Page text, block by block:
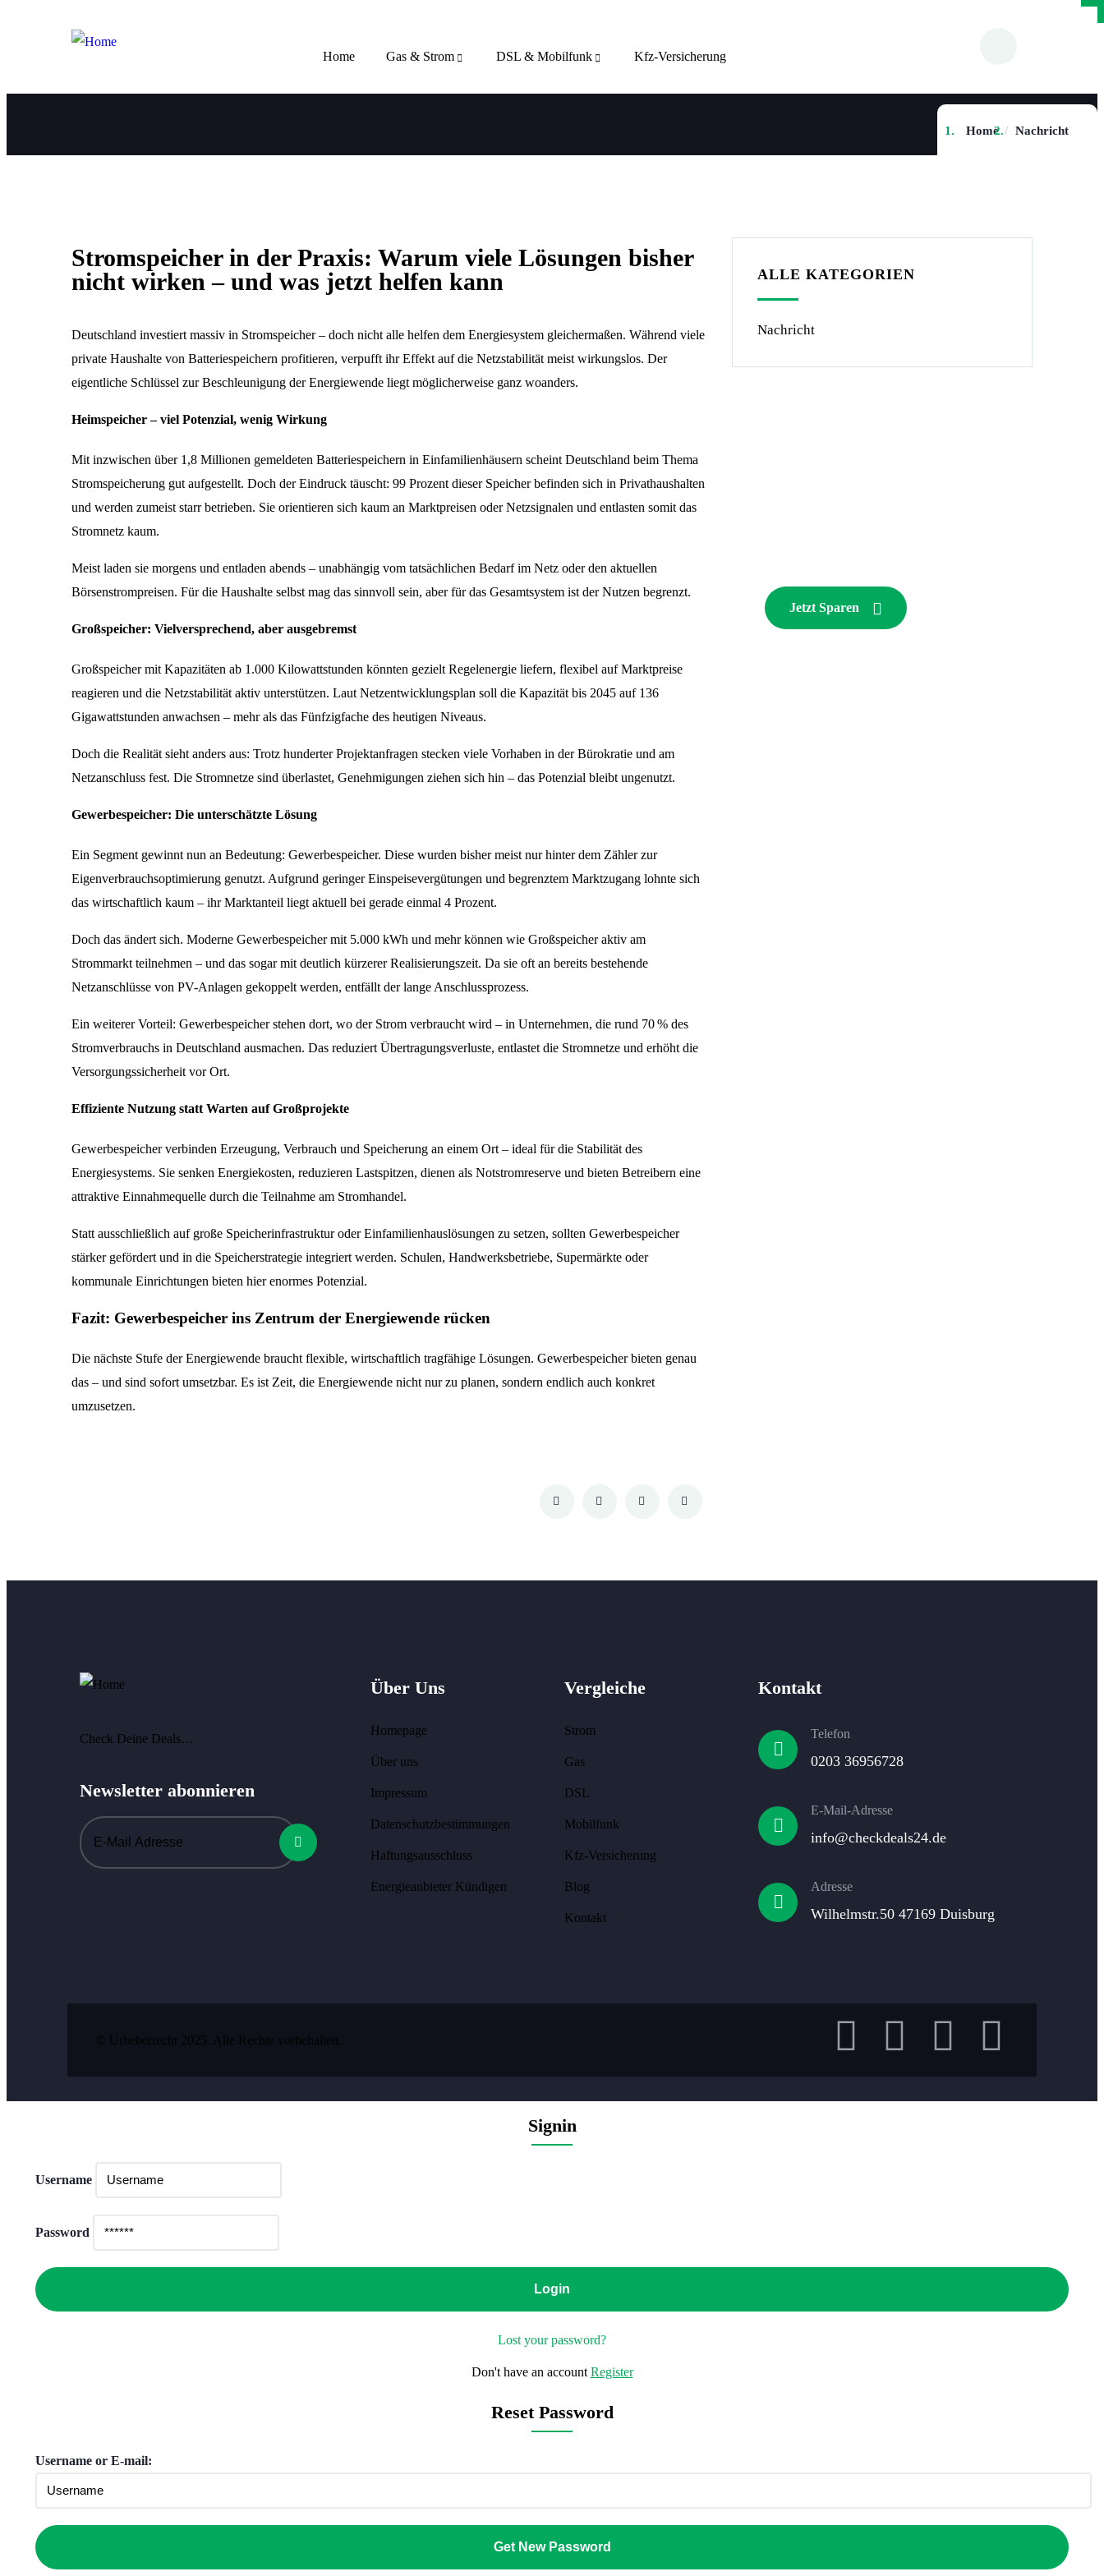
Home Gas & Strom DSL & Mobilfunk Kfz-Versicherung
Home Nachricht
Stromspeicher in der Praxis: Warum viele Lösungen bisher
nicht wirken – und was jetzt helfen kann
Deutschland investiert massiv in Stromspeicher – doch nicht alle helfen dem Energiesystem gleichermaßen. Während viele
private Haushalte von Batteriespeichern profitieren, verpufft ihr Effekt auf die Netzstabilität meist wirkungslos. Der
eigentliche Schlüssel zur Beschleunigung der Energiewende liegt möglicherweise ganz woanders.
Heimspeicher – viel Potenzial, wenig Wirkung
Mit inzwischen über 1,8 Millionen gemeldeten Batteriespeichern in Einfamilienhäusern scheint Deutschland beim Thema
Stromspeicherung gut aufgestellt. Doch der Eindruck täuscht: 99 Prozent dieser Speicher befinden sich in Privathaushalten
und werden zumeist starr betrieben. Sie orientieren sich kaum an Marktpreisen oder Netzsignalen und entlasten somit das
Stromnetz kaum.
Meist laden sie morgens und entladen abends – unabhängig vom tatsächlichen Bedarf im Netz oder den aktuellen
Börsenstrompreisen. Für die Haushalte selbst mag das sinnvoll sein, aber für das Gesamtsystem ist der Nutzen begrenzt.
Großspeicher: Vielversprechend, aber ausgebremst
Großspeicher mit Kapazitäten ab 1.000 Kilowattstunden könnten gezielt Regelenergie liefern, flexibel auf Marktpreise
reagieren und die Netzstabilität aktiv unterstützen. Laut Netzentwicklungsplan soll die Kapazität bis 2045 auf 136
Gigawattstunden anwachsen – mehr als das Fünfzigfache des heutigen Niveaus.
Doch die Realität sieht anders aus: Trotz hunderter Projektanfragen stecken viele Vorhaben in der Bürokratie und am
Netzanschluss fest. Die Stromnetze sind überlastet, Genehmigungen ziehen sich hin – das Potenzial bleibt ungenutzt.
Gewerbespeicher: Die unterschätzte Lösung
Ein Segment gewinnt nun an Bedeutung: Gewerbespeicher. Diese wurden bisher meist nur hinter dem Zähler zur
Eigenverbrauchsoptimierung genutzt. Aufgrund geringer Einspeisevergütungen und begrenztem Marktzugang lohnte sich
das wirtschaftlich kaum – ihr Marktanteil liegt aktuell bei gerade einmal 4 Prozent.
Doch das ändert sich. Moderne Gewerbespeicher mit 5.000 kWh und mehr können wie Großspeicher aktiv am
Strommarkt teilnehmen – und das sogar mit deutlich kürzerer Realisierungszeit. Da sie oft an bereits bestehende
Netzanschlüsse von PV-Anlagen gekoppelt werden, entfällt der lange Anschlussprozess.
Ein weiterer Vorteil: Gewerbespeicher stehen dort, wo der Strom verbraucht wird – in Unternehmen, die rund 70 % des
Stromverbrauchs in Deutschland ausmachen. Das reduziert Übertragungsverluste, entlastet die Stromnetze und erhöht die
Versorgungssicherheit vor Ort.
Effiziente Nutzung statt Warten auf Großprojekte
Gewerbespeicher verbinden Erzeugung, Verbrauch und Speicherung an einem Ort – ideal für die Stabilität des
Energiesystems. Sie senken Energiekosten, reduzieren Lastspitzen, dienen als Notstromreserve und bieten Betreibern eine
attraktive Einnahmequelle durch die Teilnahme am Stromhandel.
Statt ausschließlich auf große Speicherinfrastruktur oder Einfamilienhauslösungen zu setzen, sollten Gewerbespeicher
stärker gefördert und in die Speicherstrategie integriert werden. Schulen, Handwerksbetriebe, Supermärkte oder
kommunale Einrichtungen bieten hier enormes Potenzial.
Fazit: Gewerbespeicher ins Zentrum der Energiewende rücken
Die nächste Stufe der Energiewende braucht flexible, wirtschaftlich tragfähige Lösungen. Gewerbespeicher bieten genau
das – und sind sofort umsetzbar. Es ist Zeit, die Energiewende nicht nur zu planen, sondern endlich auch konkret
umzusetzen.
ALLE KATEGORIEN
Nachricht
Jetzt Sparen
Check Deine Deals…
Newsletter abonnieren
Über Uns
Homepage
Über uns
Impressum
Datenschutzbestimmungen
Haftungsausschluss
Energieanbieter Kündigen
Vergleiche
Strom
Gas
DSL
Mobilfunk
Kfz-Versicherung
Blog
Kontakt
Kontakt
Telefon
0203 36956728
E-Mail-Adresse​
info@checkdeals24.de
Adresse
Wilhelmstr.50 47169 Duisburg
© Urheberrecht 2025. Alle Rechte vorbehalten.
×
Signin
Username
Password
Lost your password?
Don't have an account Register
×
Reset Password
Username or E-mail: